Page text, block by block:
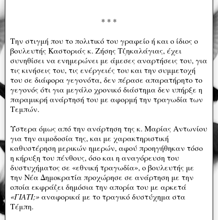
* * *
Την στιγμή που το πολιτικό του γραφείο ή και ο ίδιος ο
βουλευτής Καστοριάς κ. Ζήσης Τζηκαλάγιας, έχει
συνηθίσει να ενημερώνει με άμεσες αναρτήσεις του, για
τις κινήσεις του, τις ενέργειές του και την συμμετοχή
του σε διάφορα γεγονότα, δεν πέρασε απαρατήρητο το
γεγονός ότι για μεγάλο χρονικό διάστημα δεν υπήρξε η
παραμικρή ανάρτησή του με αφορμή την τραγωδία των
Τεμπών.
Ύστερα όμως από την ανάρτηση της κ. Μαρίας Αντωνίου
για την αιμοδοσία της, και με χαρακτηριστική
καθυστέρηση μερικών ημερών, αφού προηγήθηκαν τόσο
η κήρυξη του πένθους, όσο και η αναγόρευση του
δυστυχήματος σε «εθνική τραγωδία», ο βουλευτής με
την Νέα Δημοκρατία προχώρησε σε ανάρτηση με την
οποία εκφράζει δημόσια την απορία του με αρκετά
«ΓΙΑΤΙ;»αναφορικά με το τραγικό δυστύχημα στα
Τέμπη.